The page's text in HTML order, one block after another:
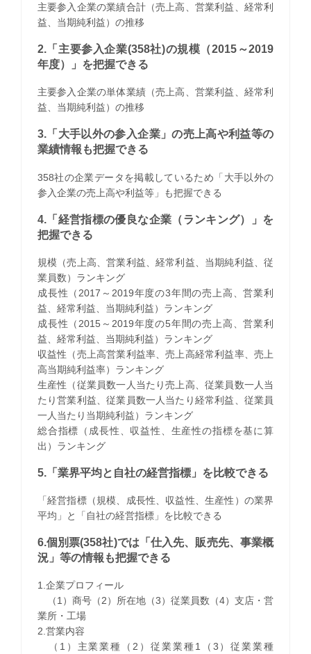
主要参入企業の業績合計（売上高、営業利益、経常利
益、当期純利益）の推移
2.「主要参入企業(358社)の規模（2015～2019
年度）」を把握できる
主要参入企業の単体業績（売上高、営業利益、経常利
益、当期純利益）の推移
3.「大手以外の参入企業」の売上高や利益等の
業績情報も把握できる
358社の企業データを掲載しているため「大手以外の
参入企業の売上高や利益等」も把握できる
4.「経営指標の優良な企業（ランキング）」を
把握できる
規模（売上高、営業利益、経常利益、当期純利益、従
業員数）ランキング
成長性（2017～2019年度の3年間の売上高、営業利
益、経常利益、当期純利益）ランキング
成長性（2015～2019年度の5年間の売上高、営業利
益、経常利益、当期純利益）ランキング
収益性（売上高営業利益率、売上高経常利益率、売上
高当期純利益率）ランキング
生産性（従業員数一人当たり売上高、従業員数一人当
たり営業利益、従業員数一人当たり経常利益、従業員
一人当たり当期純利益）ランキング
総合指標（成長性、収益性、生産性の指標を基に算
出）ランキング
5.「業界平均と自社の経営指標」を比較できる
「経営指標（規模、成長性、収益性、生産性）の業界
平均」と「自社の経営指標」を比較できる
6.個別票(358社)では「仕入先、販売先、事業概
況」等の情報も把握できる
1.企業プロフィール
（1）商号（2）所在地（3）従業員数（4）支店・営
業所・工場
2.営業内容
（1）主業業種（2）従業業種1（3）従業業種